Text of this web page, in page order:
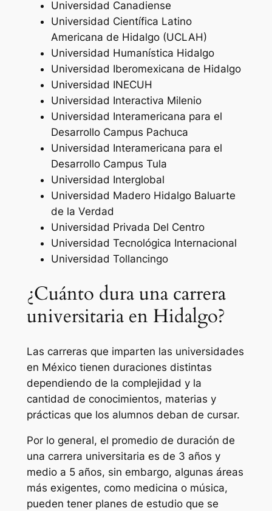
Universidad Canadiense
Universidad Científica Latino
Americana de Hidalgo (UCLAH)
Universidad Humanística Hidalgo
Universidad Iberomexicana de Hidalgo
Universidad INECUH
Universidad Interactiva Milenio
Universidad Interamericana para el
Desarrollo Campus Pachuca
Universidad Interamericana para el
Desarrollo Campus Tula
Universidad Interglobal
Universidad Madero Hidalgo Baluarte
de la Verdad
Universidad Privada Del Centro
Universidad Tecnológica Internacional
Universidad Tollancingo
¿Cuánto dura una carrera
universitaria en Hidalgo?
Las carreras que imparten las universidades
en México tienen duraciones distintas
dependiendo de la complejidad y la
cantidad de conocimientos, materias y
prácticas que los alumnos deban de cursar.
Por lo general, el promedio de duración de
una carrera universitaria es de 3 años y
medio a 5 años, sin embargo, algunas áreas
más exigentes, como medicina o música,
pueden tener planes de estudio que se